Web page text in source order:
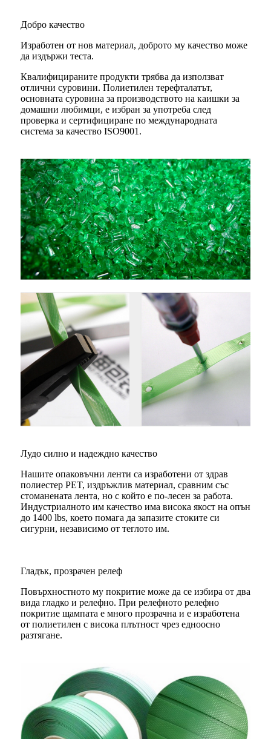
Добро качество
Изработен от нов материал, доброто му качество може
да издържи теста.
Квалифицираните продукти трябва да използват
отлични суровини. Полиетилен терефталатът,
основната суровина за производството на каишки за
домашни любимци, е избран за употреба след
проверка и сертифициране по международната
система за качество ISO9001.
Лудо силно и надеждно качество
Нашите опаковъчни ленти са изработени от здрав
полиестер PET, издръжлив материал, сравним със
стоманената лента, но с който е по-лесен за работа.
Индустриалното им качество има висока якост на опън
до 1400 lbs, което помага да запазите стоките си
сигурни, независимо от теглото им.
Гладък, прозрачен релеф
Повърхностното му покритие може да се избира от два
вида гладко и релефно. При релефното релефно
покритие щампата е много прозрачна и е изработена
от полиетилен с висока плътност чрез едноосно
разтягане.